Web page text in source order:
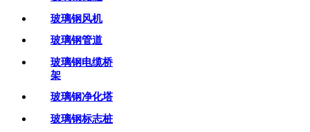
玻璃钢风机
玻璃钢管道
玻璃钢电缆桥
架
玻璃钢净化塔
玻璃钢标志桩